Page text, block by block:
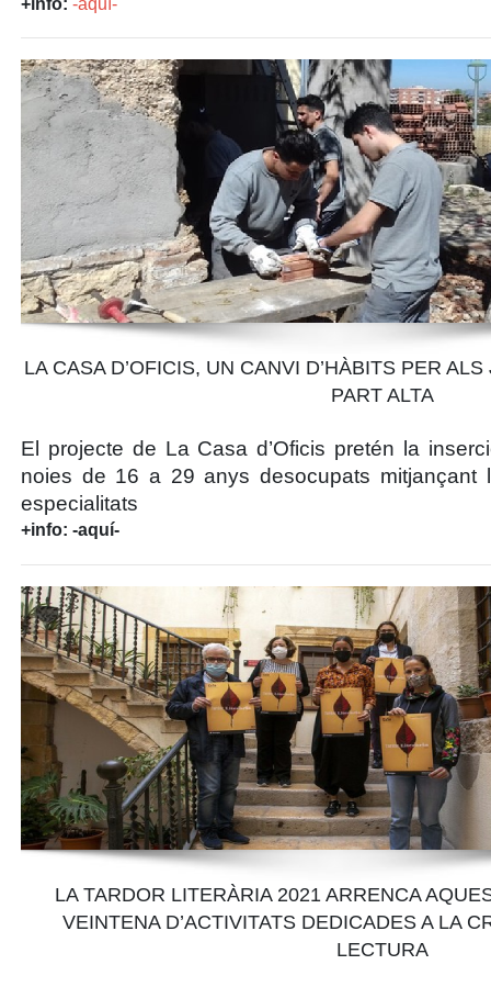
+info: -aquí-
LA CASA D’OFICIS, UN CANVI D’HÀBITS PER
PART ALTA
El projecte de La Casa d’Oficis pretén la
noies de 16 a 29 anys desocupats mitjançant
especialitats
+info: -aquí-
LA TARDOR LITERÀRIA 2021 ARRENCA
VEINTENA D’ACTIVITATS DEDICADES A LA
LECTURA